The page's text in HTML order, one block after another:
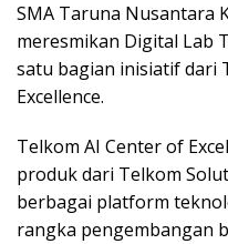
SMA Taruna Nusantara
meresmikan Digital Lab
satu bagian inisiatif dari
Excellence.
Telkom AI Center of
produk dari Telkom
berbagai platform
rangka pengembangan